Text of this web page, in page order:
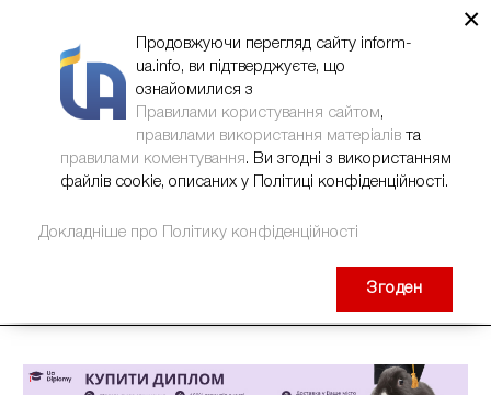
×
Продовжуючи перегляд сайту inform-
ua.info, ви підтверджуєте, що
ознайомилися з
Правилами користування сайтом,
правилами використання матеріалів та
правилами коментування. Ви згодні з використанням
файлів cookie, описаних у Політиці конфіденційності.
Докладніше про Політику конфіденційності
Згоден